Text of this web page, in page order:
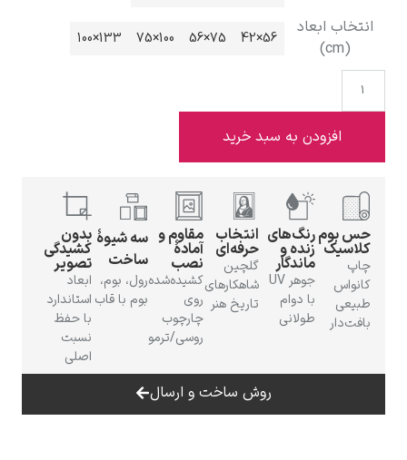
لودویگ دویچ
رامبرانت
انتخاب ابعاد
(cm)
56×42
75×56
100×75
133×100
افزودن به سبد خرید
حس بوم
کلاسیک
چاپ
کانواس
طبیعی
بافت‌دار
رنگ‌های
زنده و
ماندگار
جوهر UV
با دوام
طولانی
انتخاب
حرفه‌ای
گلچین
شاهکارهای
تاریخ هنر
مقاوم و
آمادهٔ
نصب
کشیده‌شده
روی
چارچوب
روسی/ترمو
سه شیوهٔ
ساخت
رول، بوم،
بوم با قاب
بدون
کشیدگی
تصویر
ابعاد
استاندارد
با حفظ
نسبت
اصلی
روش ساخت و ارسال